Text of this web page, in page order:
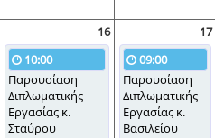
16
17
10:00
Παρουσίαση
Διπλωματικής
Εργασίας κ.
Σταύρου
09:00
Παρουσίαση
Διπλωματικής
Εργασίας κ.
Βασιλείου